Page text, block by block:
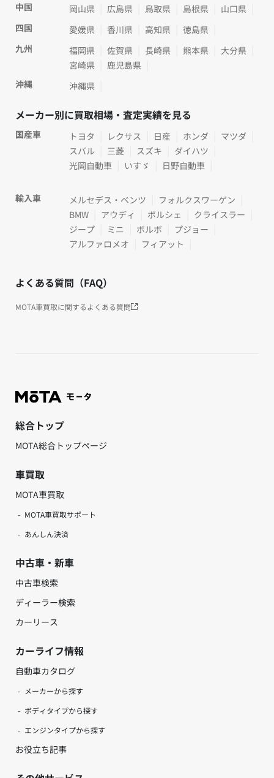
中国
岡山県 広島県 鳥取県 島根県
山口県
四国
愛媛県 香川県 高知県
徳島県
九州
福岡県 佐賀県 長崎県 熊本県
大分県
宮崎県
鹿児島県
沖縄
沖縄県
メーカー別に買取相場・査定実績を見る
国産車 トヨタ レクサス 日産 ホンダ
マツダ
スバル
三菱 スズキ
ダイハツ
光岡自動車
いすゞ 日野自動車
輸入車 メルセデス・ベンツ
フォルクスワーゲン
BMW
アウディ ポルシェ
クライスラー
ジープ
ミニ ボルボ
プジョー
アルファロメオ
フィアット
よくある質問（FAQ）
MOTA車買取に関するよくある質問
総合トップ
MOTA総合トップページ
車買取
MOTA車買取
MOTA車買取サポート
あんしん決済
中古車・新車
中古車検索
ディーラー検索
カーリース
カーライフ情報
自動車カタログ
メーカーから探す
ボディタイプから探す
エンジンタイプから探す
お役立ち記事